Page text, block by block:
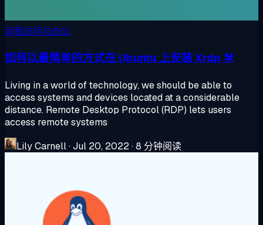
远程访问与办公
如何以最简单的方式在 Ubuntu 上安装 Xrdp 🛠
Living in a world of technology, we should be able to
access systems and devices located at a considerable
distance. Remote Desktop Protocol (RDP) lets users
access remote systems
Lily Carnell·Jul 20, 2022·8 分钟阅读